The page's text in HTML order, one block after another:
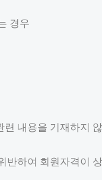
경우
내용을 기재하지
반하여 회원자격이